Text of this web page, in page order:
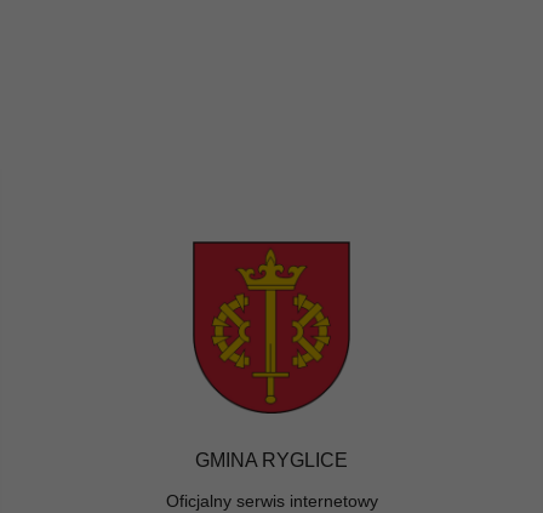
GMINA RYGLICE
Oficjalny serwis internetowy